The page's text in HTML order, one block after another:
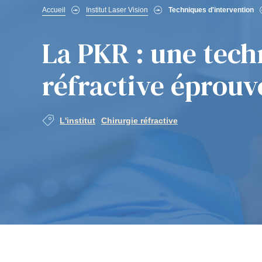
Fil
d'Ariane
Accueil Institut Laser Vision Techniques d'intervention
La PKR : une
réfractive
L'institut Chirurgie réfractive